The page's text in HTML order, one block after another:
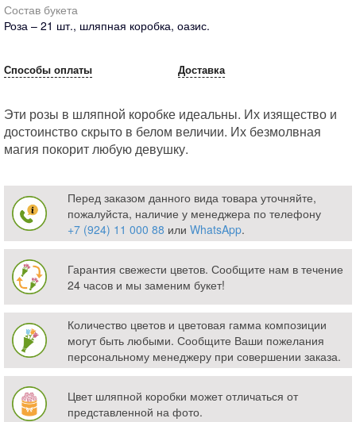
Состав букета
Роза – 21 шт., шляпная коробка, оазис.
Способы оплаты Доставка
Эти розы в шляпной коробке идеальны. Их изящество и
достоинство скрыто в белом величии. Их безмолвная
магия покорит любую девушку.
Перед заказом данного вида товара уточняйте,
пожалуйста, наличие у менеджера по телефону
+7 (924) 11 000 88 или WhatsApp.
Гарантия свежести цветов. Сообщите нам в течение
24 часов и мы заменим букет!
Количество цветов и цветовая гамма композиции
могут быть любыми. Сообщите Ваши пожелания
персональному менеджеру при совершении заказа.
Цвет шляпной коробки может отличаться от
представленной на фото.